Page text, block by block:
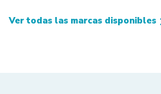
Ver todas las marcas disponibles